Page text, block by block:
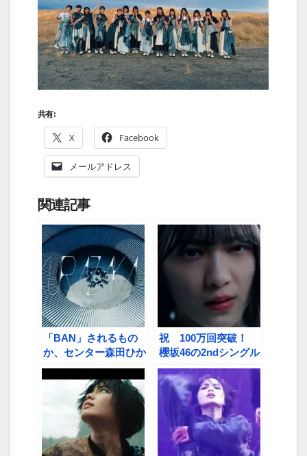
共有:
X Facebook
メールアドレス
関連記事
「BAN」されるもの
か、センター森田ひか
るの歌声に勇気もらっ
た！
祝 100万回突破！
櫻坂46の2ndシングル
｢BAN」MV